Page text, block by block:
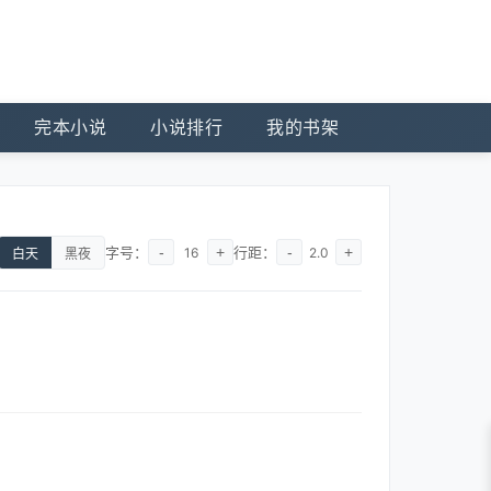
完本小说 小说排行 我的书架
白天 黑夜 字号： - 16 + 行距： - 2.0 +